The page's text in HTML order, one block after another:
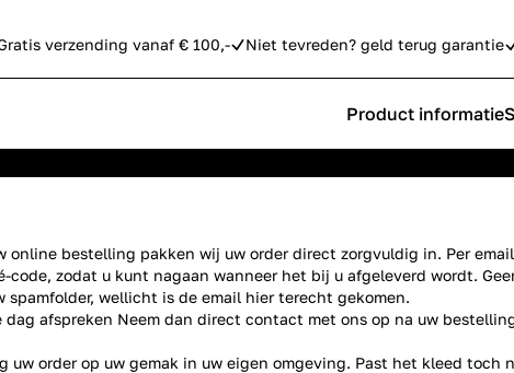
verzending vanaf € 100,- Niet tevreden? geld terug garantie
Product informatie
online bestelling pakken wij uw order direct zorgvuldig in. Per
code, zodat u kunt nagaan wanneer het bij u afgeleverd wordt.
spamfolder, wellicht is de email hier terecht gekomen.
afspreken Neem dan direct contact met ons op na uw
uw order op uw gemak in uw eigen omgeving. Past het kleed toch